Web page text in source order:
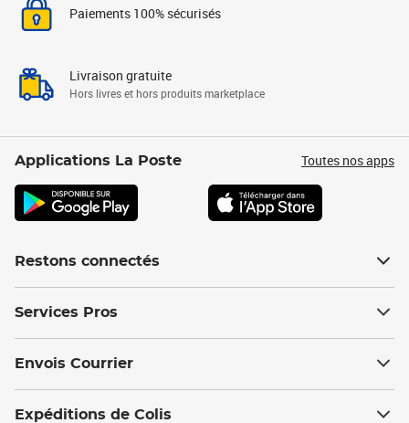
Paiements 100% sécurisés
Livraison gratuite
Hors livres et hors produits marketplace
Applications La Poste Toutes nos apps
Restons connectés
Services Pros
Envois Courrier
Expéditions de Colis